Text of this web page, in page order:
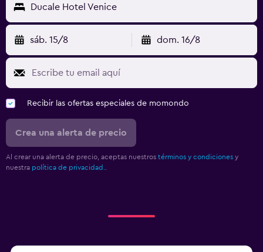
Ducale Hotel Venice
sáb. 15/8 dom. 16/8
Recibir las ofertas especiales de momondo
Crea una alerta de precio
Al crear una alerta de precio, aceptas nuestros términos y condiciones y
nuestra política de privacidad.